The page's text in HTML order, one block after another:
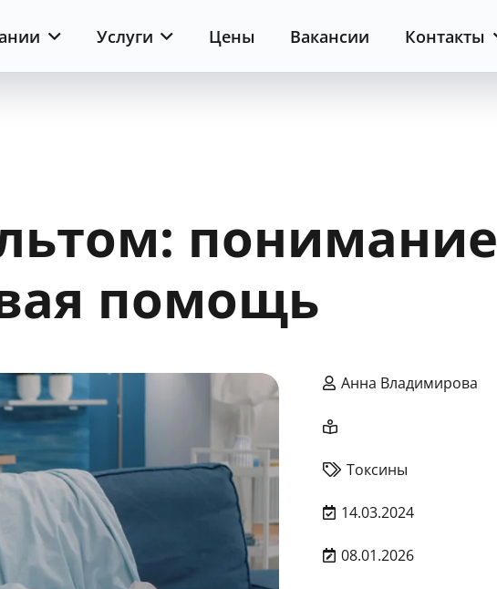
Услуги Цены Вакансии Контакты
понимание
помощь
Анна Владимирова
Токсины
14.03.2024
08.01.2026